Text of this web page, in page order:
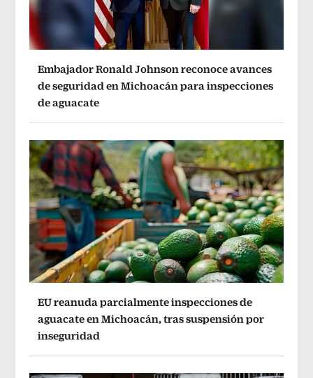
Embajador Ronald Johnson reconoce avances
de seguridad en Michoacán para inspecciones
de aguacate
EU reanuda parcialmente inspecciones de
aguacate en Michoacán, tras suspensión por
inseguridad